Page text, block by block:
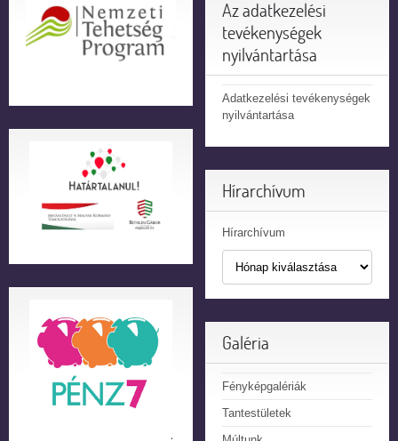
Az adatkezelési
tevékenységek
nyilvántartása
Adatkezelési tevékenységek
nyilvántartása
Hírarchívum
Hírarchívum
Galéria
Fényképgalériák
Tantestületek